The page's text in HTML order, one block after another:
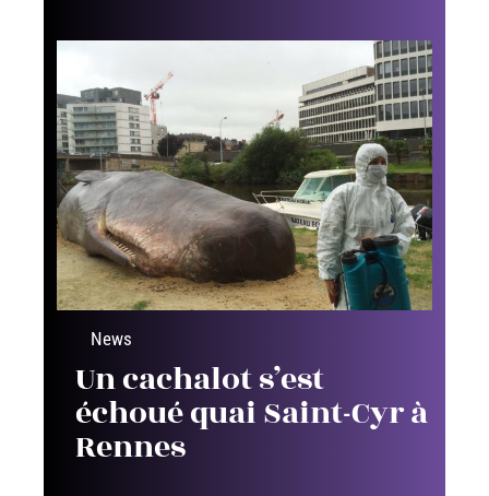
News
Un cachalot s’est
échoué quai Saint-Cyr à
Rennes